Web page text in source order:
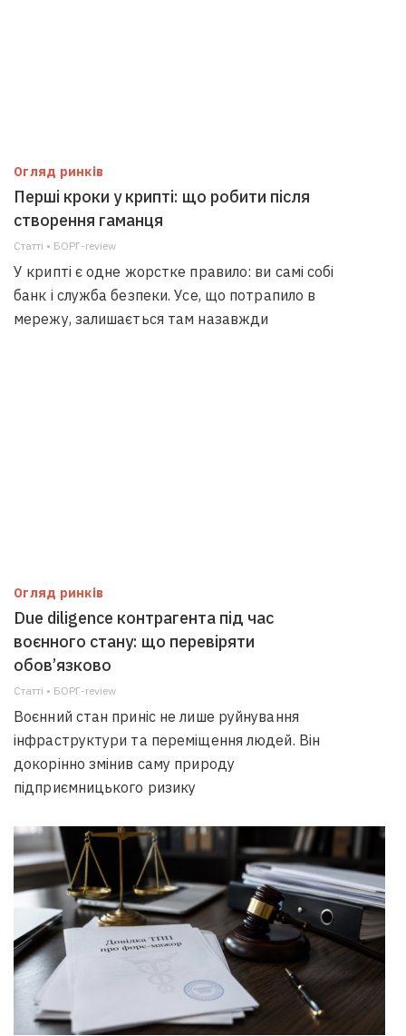
Огляд ринків
Перші кроки у крипті: що робити після
створення гаманця
Статті • БОРГ-review
У крипті є одне жорстке правило: ви самі собі
банк і служба безпеки. Усе, що потрапило в
мережу, залишається там назавжди
Огляд ринків
Due diligence контрагента під час
воєнного стану: що перевіряти
обов’язково
Статті • БОРГ-review
Воєнний стан приніс не лише руйнування
інфраструктури та переміщення людей. Він
докорінно змінив саму природу
підприємницького ризику